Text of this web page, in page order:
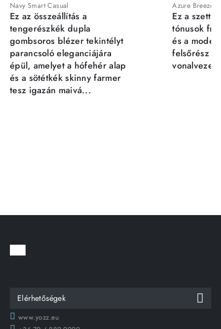
Navy Smart Casual
Ez az összeállítás a
tengerészkék dupla
gombsoros blézer tekintélyt
parancsoló eleganciájára
épül, amelyet a hófehér alap
és a sötétkék skinny farmer
tesz igazán maivá...
Azure Breeze
Ez a szett
tónusok
és a
felsőrész
Elérhetőségek
www.yozz.eu